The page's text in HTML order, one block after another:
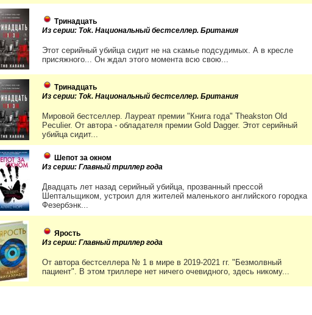
Тринадцать
Из серии: Tok. Национальный бестселлер. Британия
Этот серийный убийца сидит не на скамье подсудимых. А в кресле
присяжного... Он ждал этого момента всю свою...
Тринадцать
Из серии: Tok. Национальный бестселлер. Британия
Мировой бестселлер. Лауреат премии "Книга года" Theakston Old
Peculier. От автора - обладателя премии Gold Dagger. Этот серийный
убийца сидит...
Шепот за окном
Из серии: Главный триллер года
Двадцать лет назад серийный убийца, прозванный прессой
Шептальщиком, устроил для жителей маленького английского городка
Фезербэнк...
Ярость
Из серии: Главный триллер года
От автора бестселлера № 1 в мире в 2019-2021 гг. "Безмолвный
пациент". В этом триллере нет ничего очевидного, здесь никому...